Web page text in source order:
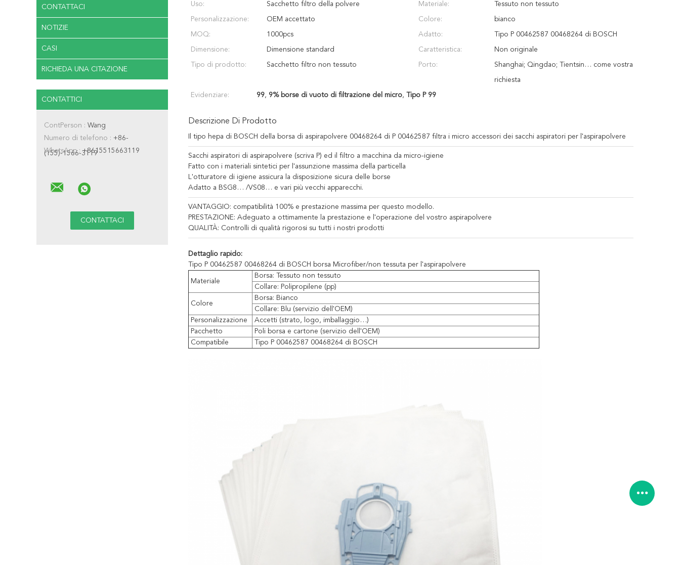
CONTATTACI
NOTIZIE
CASI
RICHIEDA UNA CITAZIONE
CONTATTICI
ContPerson : Wang
Numero di telefono : +86-
(155)-1566-3119
WhatsApp : +8615515663119
Uso: Sacchetto filtro della polvere Materiale: Tessuto non tessuto
Personalizzazione: OEM accettato Colore: bianco
MOQ: 1000pcs Adatto: Tipo P 00462587 00468264 di BOSCH
Dimensione: Dimensione standard Caratteristica: Non originale
Tipo di prodotto: Sacchetto filtro non tessuto Porto: Shanghai; Qingdao; Tientsin… come vostra
richiesta
Evidenziare: 99, 9% borse di vuoto di filtrazione del micro, Tipo P 99
Descrizione Di Prodotto
Il tipo hepa di BOSCH della borsa di aspirapolvere 00468264 di P 00462587 filtra i micro accessori dei sacchi aspiratori per l'aspirapolvere
Sacchi aspiratori di aspirapolvere (scriva P) ed il filtro a macchina da micro-igiene
Fatto con i materiali sintetici per l'assunzione massima della particella
L'otturatore di igiene assicura la disposizione sicura delle borse
Adatto a BSG8… /VS08… e vari più vecchi apparecchi.
VANTAGGIO: compatibilità 100% e prestazione massima per questo modello.
PRESTAZIONE: Adeguato a ottimamente la prestazione e l'operazione del vostro aspirapolvere
QUALITÀ: Controlli di qualità rigorosi su tutti i nostri prodotti
Dettaglio rapido:
Tipo P 00462587 00468264 di BOSCH borsa Microfiber/non tessuta per l'aspirapolvere
Materiale
Borsa: Tessuto non tessuto
Collare: Polipropilene (pp)
Colore
Borsa: Bianco
Collare: Blu (servizio dell'OEM)
Personalizzazione
Accetti (strato, logo, imballaggio…)
Pacchetto
Poli borsa e cartone (servizio dell'OEM)
Compatibile
Tipo P 00462587 00468264 di BOSCH